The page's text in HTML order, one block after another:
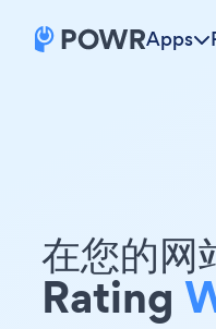
Apps
在您的
Rating